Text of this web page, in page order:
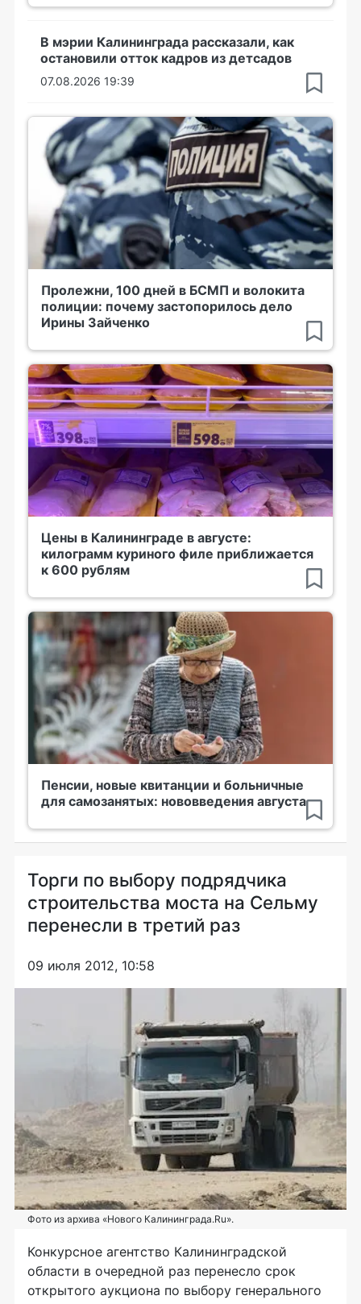
В мэрии Калининграда рассказали, как
остановили отток кадров из детсадов
07.08.2026 19:39
Пролежни, 100 дней в БСМП и волокита
полиции: почему застопорилось дело
Ирины Зайченко
Цены в Калининграде в августе:
килограмм куриного филе приближается
к 600 рублям
Пенсии, новые квитанции и больничные
для самозанятых: нововведения августа
Торги по выбору подрядчика
строительства моста на Сельму
перенесли в третий раз
09 июля 2012, 10:58
Фото из архива «Нового Калининграда.Ru».
Конкурсное агентство Калининградской
области в очередной раз перенесло срок
открытого аукциона по выбору генерального